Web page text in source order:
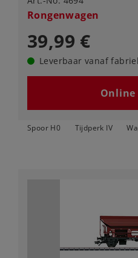
Rongenwagen
39,99 €
Leverbaar vanaf
Online
Spoor H0 Tijdperk IV